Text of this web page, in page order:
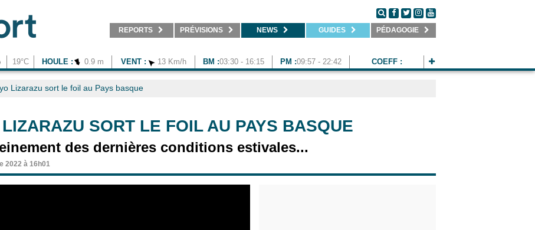
REPORTS PRÉVISIONS NEWS GUIDES PÉDAGOGIE
19°C HOULE : 0.9 m VENT : 13 Km/h BM :03:30 - 16:15 PM :09:57 - 22:42 COEFF :
Lizarazu sort le foil au Pays basque
SORT LE FOIL AU PAYS BASQUE
des dernières conditions estivales...
2022 à 16h01